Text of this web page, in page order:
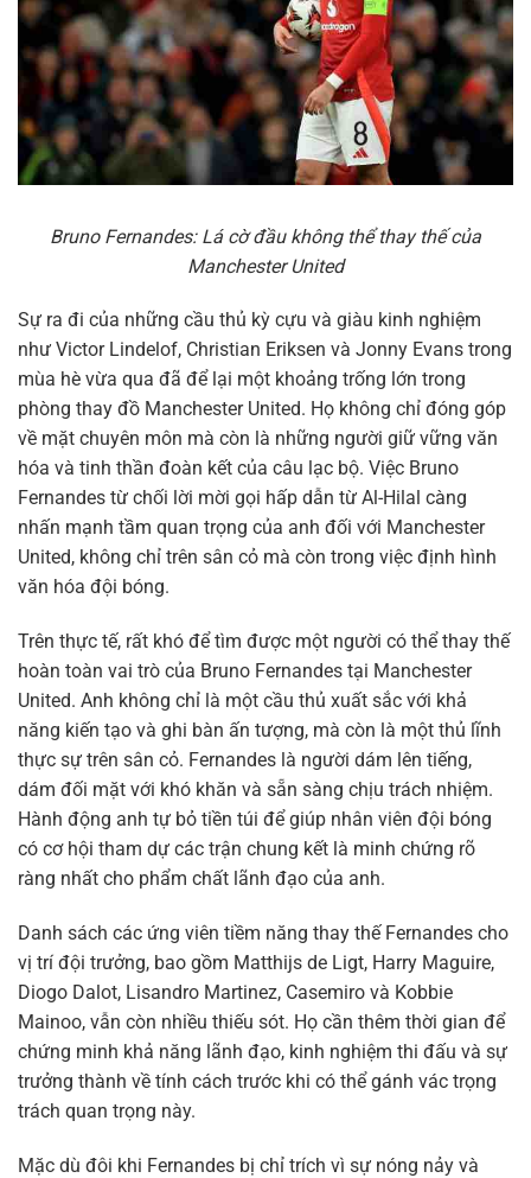
Bruno Fernandes: Lá cờ đầu không thể thay thế của
Manchester United
Sự ra đi của những cầu thủ kỳ cựu và giàu kinh nghiệm
như Victor Lindelof, Christian Eriksen và Jonny Evans trong
mùa hè vừa qua đã để lại một khoảng trống lớn trong
phòng thay đồ Manchester United. Họ không chỉ đóng góp
về mặt chuyên môn mà còn là những người giữ vững văn
hóa và tinh thần đoàn kết của câu lạc bộ. Việc Bruno
Fernandes từ chối lời mời gọi hấp dẫn từ Al-Hilal càng
nhấn mạnh tầm quan trọng của anh đối với Manchester
United, không chỉ trên sân cỏ mà còn trong việc định hình
văn hóa đội bóng.
Trên thực tế, rất khó để tìm được một người có thể thay thế
hoàn toàn vai trò của Bruno Fernandes tại Manchester
United. Anh không chỉ là một cầu thủ xuất sắc với khả
năng kiến tạo và ghi bàn ấn tượng, mà còn là một thủ lĩnh
thực sự trên sân cỏ. Fernandes là người dám lên tiếng,
dám đối mặt với khó khăn và sẵn sàng chịu trách nhiệm.
Hành động anh tự bỏ tiền túi để giúp nhân viên đội bóng
có cơ hội tham dự các trận chung kết là minh chứng rõ
ràng nhất cho phẩm chất lãnh đạo của anh.
Danh sách các ứng viên tiềm năng thay thế Fernandes cho
vị trí đội trưởng, bao gồm Matthijs de Ligt, Harry Maguire,
Diogo Dalot, Lisandro Martinez, Casemiro và Kobbie
Mainoo, vẫn còn nhiều thiếu sót. Họ cần thêm thời gian để
chứng minh khả năng lãnh đạo, kinh nghiệm thi đấu và sự
trưởng thành về tính cách trước khi có thể gánh vác trọng
trách quan trọng này.
Mặc dù đôi khi Fernandes bị chỉ trích vì sự nóng nảy và